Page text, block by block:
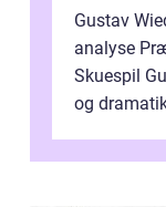
Gustav
analyse
Skuespil
og